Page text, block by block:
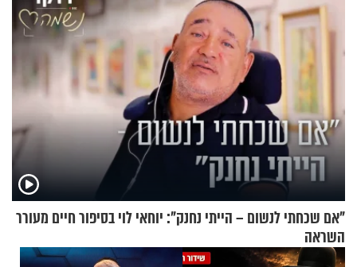
"אם שכחתי לנשום – הייתי נחנק": יוחאי לוי בסיפור חיים מעורר
השראה